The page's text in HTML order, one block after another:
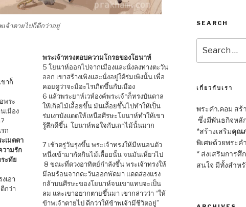
เจ้าตายไปก็ดีกว่าอยู่
าก็
พระ
เมือง
ก
เมตตา
วามรัก
ะทัย
เอา
กว่า
พระเจ้าทรงตอบความโกรธของโยนาห์
5 โยนาห์ออกไปจากเมืองและนั่งลงทางตะวัน
ออก เขาสร้างเพิงและนั่งอยู่ใต้ร่มเพิงนั้น เพื่อ
คอยดูว่าจะมีอะไรเกิดขึ้นกับเมือง
6 แล้วพระยาห์เวห์องค์พระเจ้าก็ทรงบันดาล
ให้เกิดไม้เลื้อยขึ้น มันเลื้อยขึ้นไปทำให้เป็น
ร่มเงาบังแดดให้เหนือศีรษะโยนาห์ทำให้เขา
รู้สึกดีขึ้น โยนาห์พอใจกับเถาไม้นั้นมาก
7 เช้าตรู่วันรุ่งขึ้น พระเจ้าทรงให้มีหนอนตัว
หนึ่งเข้ามากัดกินไม้เลื้อยนั้น จนมันเหี่ยวไป
8 ขณะที่ดวงอาทิตย์กำลังขึ้น พระเจ้าทรงให้
มีลมร้อนจากตะวันออกพัดมา แดดส่องแรง
กล้าบนศีรษะของโยนาห์จนเขาแทบจะเป็น
ลม และเขาอยากตายขึ้นมา เขากล่าวว่า “ให้
ข้าพเจ้าตายไป ดีกว่าให้ข้าพเจ้ามีชีวิตอยู่”
SEARCH
for:
เกี่ยวกับเรา
พระคำ.คอม ส
ซึ่งมีพันธกิจหลั
*สร้างเสริมคุณ
พิเศษด้วยพระค
* ส่งเสริมการศึ
สนใจ มีทั้งสำห